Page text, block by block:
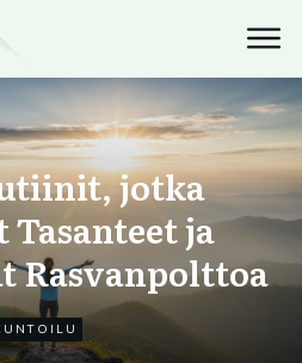
jotka
ja
Rasvanpolttoa